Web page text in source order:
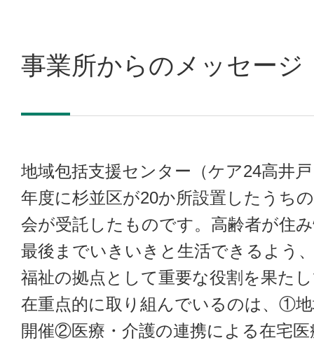
事業所からのメッセージ
地域包括支援センター（ケア24高井
年度に杉並区が20か所設置したうち
会が受託したものです。高齢者が住
最後までいきいきと生活できるよう
福祉の拠点として重要な役割を果た
在重点的に取り組んでいるのは、①
開催②医療・介護の連携による在宅医